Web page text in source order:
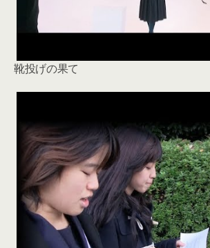
靴投げの果て